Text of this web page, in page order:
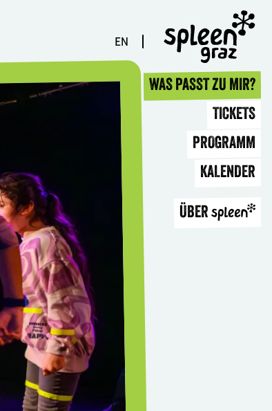
EN
WAS PASST ZU MIR?
TICKETS
PROGRAMM
KALENDER
ÜBER